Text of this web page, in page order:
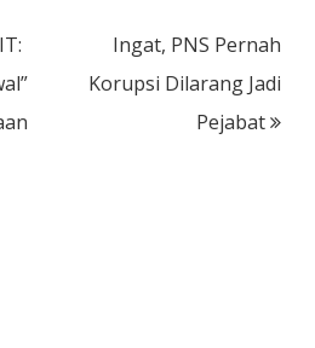
Ingat, PNS Pernah
Korupsi Dilarang Jadi
Pejabat